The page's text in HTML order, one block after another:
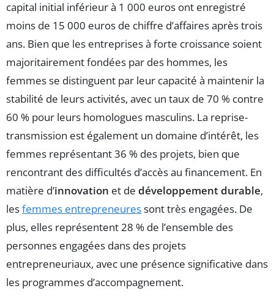
capital initial inférieur à 1 000 euros ont enregistré
moins de 15 000 euros de chiffre d’affaires après trois
ans. Bien que les entreprises à forte croissance soient
majoritairement fondées par des hommes, les
femmes se distinguent par leur capacité à maintenir la
stabilité de leurs activités, avec un taux de 70 % contre
60 % pour leurs homologues masculins. La reprise-
transmission est également un domaine d’intérêt, les
femmes représentant 36 % des projets, bien que
rencontrant des difficultés d’accès au financement. En
matière d’innovation et de développement durable,
lesfemmes entrepreneuressont très engagées. De
plus, elles représentent 28 % de l’ensemble des
personnes engagées dans des projets
entrepreneuriaux, avec une présence significative dans
les programmes d’accompagnement.